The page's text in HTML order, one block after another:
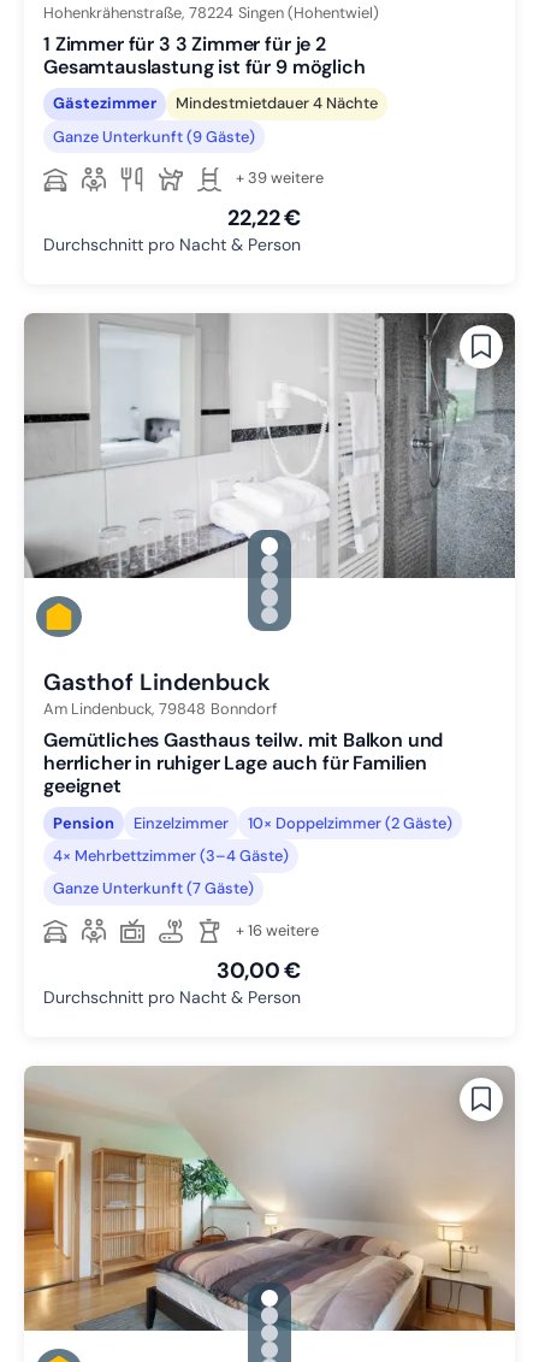
Hohenkrähenstraße, 78224 Singen (Hohentwiel)
1 Zimmer für 3 3 Zimmer für je 2
Gesamtauslastung ist für 9 möglich
Gästezimmer
Mindestmietdauer 4 Nächte
Ganze Unterkunft (9 Gäste)
+ 39 weitere
22,22 €
Durchschnitt pro Nacht & Person
gallery.slide_selector
Zu Slide 1 wechseln
Zu Slide 2 wechseln
Zu Slide 3 wechseln
Zu Slide 4 wechseln
Zu Slide 5 wechseln
Gasthof Lindenbuck
Am Lindenbuck, 79848 Bonndorf
Gemütliches Gasthaus teilw. mit Balkon und
herrlicher in ruhiger Lage auch für Familien
geeignet
Pension Einzelzimmer
10× Doppelzimmer (2 Gäste)
4× Mehrbettzimmer (3–4 Gäste)
Ganze Unterkunft (7 Gäste)
+ 16 weitere
30,00 €
Durchschnitt pro Nacht & Person
gallery.slide_selector
Zu Slide 1 wechseln
Zu Slide 2 wechseln
Zu Slide 3 wechseln